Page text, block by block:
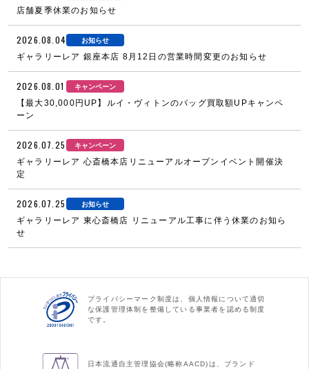
店舗夏季休業のお知らせ
2026.08.04 お知らせ
ギャラリーレア 銀座本店 8月12日の営業時間変更のお知らせ
2026.08.01 キャンペーン
【最大30,000円UP】ルイ・ヴィトンのバッグ買取額UPキャンペ
ーン
2026.07.25 キャンペーン
ギャラリーレア 心斎橋本店リニューアルオープンイベント開催決
定
2026.07.25 お知らせ
ギャラリーレア 東心斎橋店 リニューアル工事に伴う休業のお知ら
せ
プライバシーマーク制度は、個人情報について適切
な保護管理体制を整備している事業者を認める制度
です。
日本流通自主管理協会(略称AACD)は、ブランド